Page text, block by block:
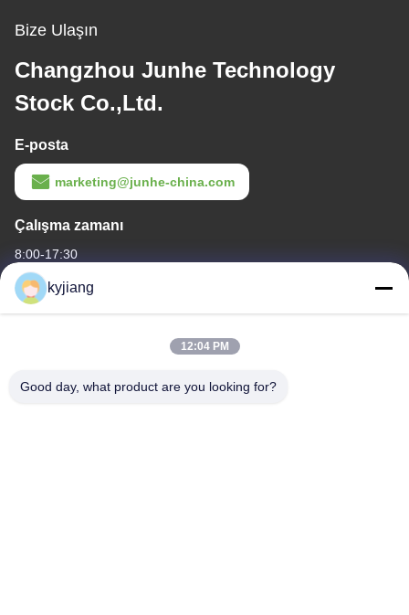
Bize Ulaşın
Changzhou Junhe Technology
Stock Co.,Ltd.
E-posta
marketing@junhe-china.com
Çalışma zamanı
8:00-17:30
Adresimiz
No. 12, Xingtang West Road, Xinbei Bölgesi, Changzhou Şehri,
kyjiang
12:04 PM
Good day, what product are you looking for?